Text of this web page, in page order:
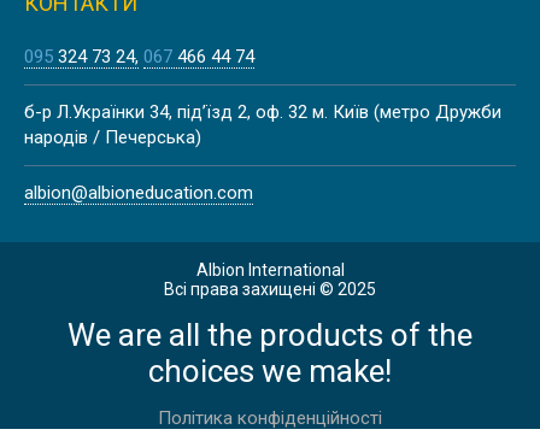
COLORADO STATE UNIVERSITY |
UNIVERSITY OF APPLIED SCIENCES
FRANKFURT, НІМЕЧЧИНА
095 324 73 24 067 466 44 74
б-р Л.Українки 34, під’їзд 2, оф. 32 м. Київ (метро Дружби
народів / Печерська)
albion@albioneducation.com
Albion International
Всі права захищені © 2025
We are all the products of the
choices we make!
Політика конфіденційності